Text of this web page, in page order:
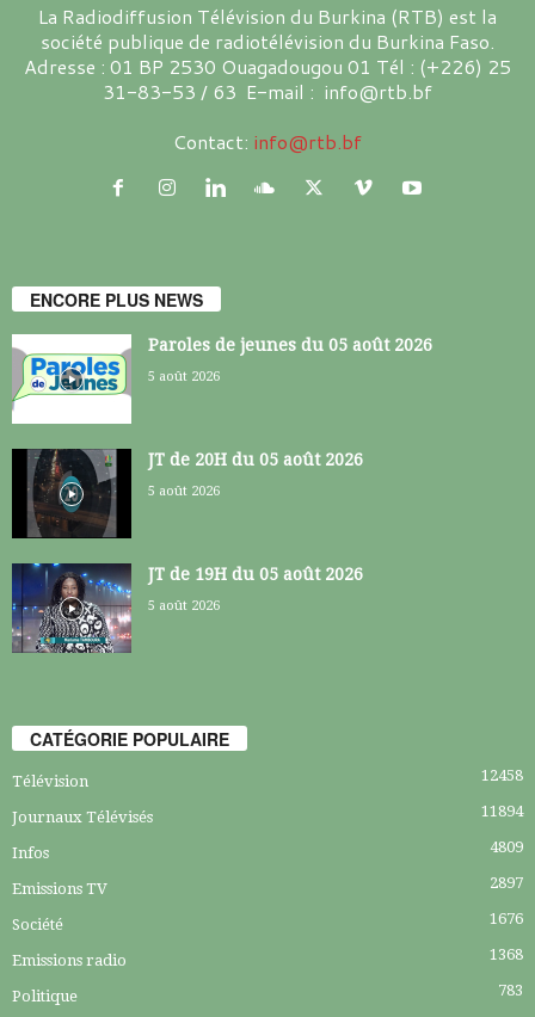
La Radiodiffusion Télévision du Burkina (RTB) est la
société publique de radiotélévision du Burkina Faso.
Adresse : 01 BP 2530 Ouagadougou 01 Tél : (+226) 25
31-83-53 / 63 E-mail : info@rtb.bf
Contact: info@rtb.bf
ENCORE PLUS NEWS
Paroles de jeunes du 05 août 2026
5 août 2026
JT de 20H du 05 août 2026
5 août 2026
JT de 19H du 05 août 2026
5 août 2026
CATÉGORIE POPULAIRE
Télévision 12458
Journaux Télévisés 11894
Infos 4809
Emissions TV 2897
Société 1676
Emissions radio 1368
Politique 783